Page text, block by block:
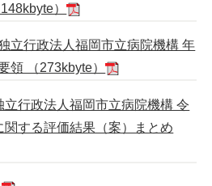
）
立行政法人福岡市立病院機構 年
領 （273kbyte）
立行政法人福岡市立病院機構 令
する評価結果（案）まとめ